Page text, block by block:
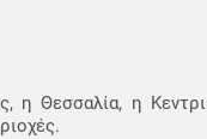
η Θεσσαλία, η